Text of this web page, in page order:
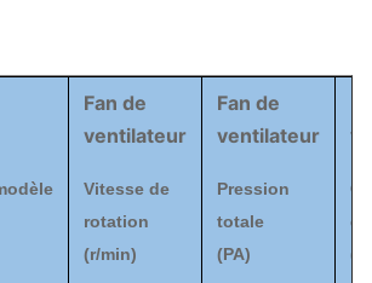
Fan de
ventilateur
Vitesse de
rotation
(r/min)
Fan de
ventilateur
Pression
totale
(PA)
(